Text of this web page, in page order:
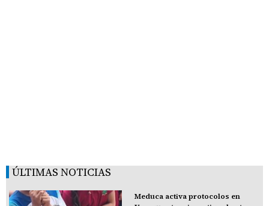
ÚLTIMAS NOTICIAS
Meduca activa protocolos en